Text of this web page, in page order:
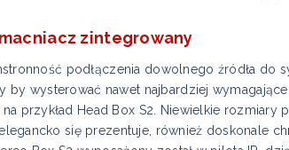
zintegrowany
podłączenia dowolnego źródła do
wysterować nawet najbardziej
przykład Head Box S2. Niewielkie rozmiary
się prezentuje, również doskonale